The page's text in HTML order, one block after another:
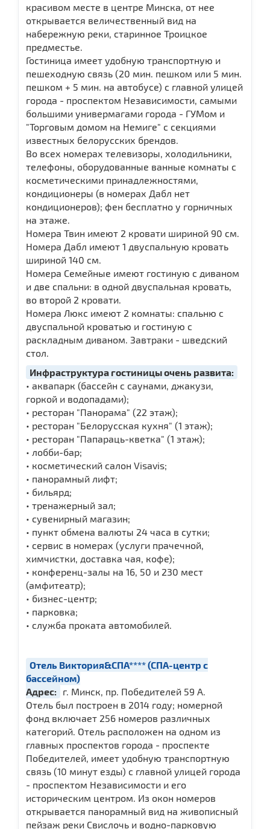
красивом месте в центре Минска, от нее
открывается величественный вид на
набережную реки, старинное Троицкое
предместье.
Гостиница имеет удобную транспортную и
пешеходную связь (20 мин. пешком или 5 мин.
пешком + 5 мин. на автобусе) с главной улицей
города - проспектом Независимости, самыми
большими универмагами города - ГУМом и
"Торговым домом на Немиге" с секциями
известных белорусских брендов.
Во всех номерах телевизоры, холодильники,
телефоны, оборудованные ванные комнаты с
косметическими принадлежностями,
кондиционеры (в номерах Дабл нет
кондиционеров); фен бесплатно у горничных
на этаже.
Номера Твин имеют 2 кровати шириной 90 см.
Номера Дабл имеют 1 двуспальную кровать
шириной 140 см.
Номера Семейные имеют гостиную с диваном
и две спальни: в одной двуспальная кровать,
во второй 2 кровати.
Номера Люкс имеют 2 комнаты: спальню с
двуспальной кроватью и гостиную с
раскладным диваном. Завтраки - шведский
стол.
Инфраструктура гостиницы очень развита:
• аквапарк (бассейн с саунами, джакузи,
горкой и водопадами);
• ресторан "Панорама" (22 этаж);
• ресторан "Белорусская кухня" (1 этаж);
• ресторан "Папараць-кветка" (1 этаж);
• лобби-бар;
• косметический салон Visavis;
• панорамный лифт;
• бильярд;
• тренажерный зал;
• сувенирный магазин;
• пункт обмена валюты 24 часа в сутки;
• сервис в номерах (услуги прачечной,
химчистки, доставка чая, кофе);
• конференц-залы на 16, 50 и 230 мест
(амфитеатр);
• бизнес-центр;
• парковка;
• служба проката автомобилей.
Отель Виктория&СПА**** (СПА-центр с
бассейном)
Адрес:
г. Минск, пр. Победителей 59 А.
Отель был построен в 2014 году; номерной
фонд включает 256 номеров различных
категорий. Отель расположен на одном из
главных проспектов города - проспекте
Победителей, имеет удобную транспортную
связь (10 минут езды) с главной улицей города
- проспектом Независимости и его
историческим центром. Из окон номеров
открывается панорамный вид на живописный
пейзаж реки Свислочь и водно-парковую